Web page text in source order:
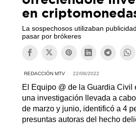
en
La sospechosos utilizaban
pasar por brókeres
REDACCIÓN MTV 22/08/2022
El Equipo @ de la Guardia Civil
una investigación llevada a
de marzo y junio, identificó a 4
presuntas autoras del hecho